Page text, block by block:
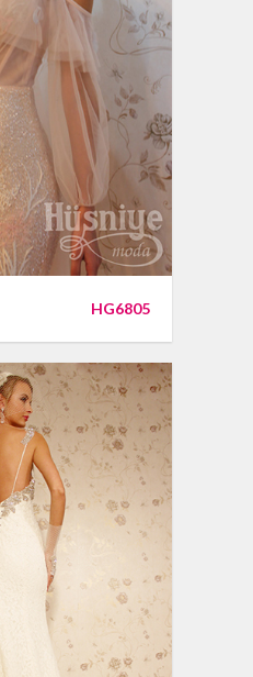
HG6805